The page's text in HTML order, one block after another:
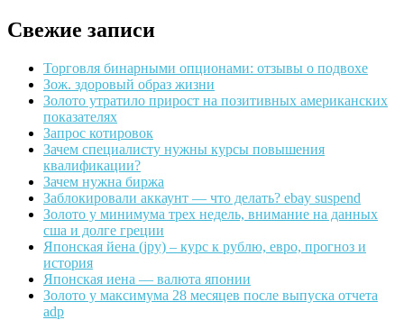
Свежие записи
Торговля бинарными опционами: отзывы о подвохе
Зож. здоровый образ жизни
Золото утратило прирост на позитивных американских
показателях
Запрос котировок
Зачем специалисту нужны курсы повышения
квалификации?
Зачем нужна биржа
Заблокировали аккаунт — что делать? ebay suspend
Золото у минимума трех недель, внимание на данных
сша и долге греции
Японская йена (jpy) – курс к рублю, евро, прогноз и
история
Японская иена — валюта японии
Золото у максимума 28 месяцев после выпуска отчета
adp